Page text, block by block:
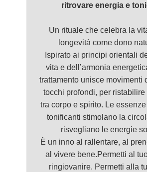
ritrovare energia e
Un rituale che celebra la
longevità come dono
Ispirato ai principi orientali
vita e dell’armonia
trattamento unisce movimenti
tocchi profondi, per
tra corpo e spirito. Le
tonificanti stimolano la
risvegliano le energie
È un inno al rallentare, al
al vivere bene.Permetti al
ringiovanire. Permetti alla